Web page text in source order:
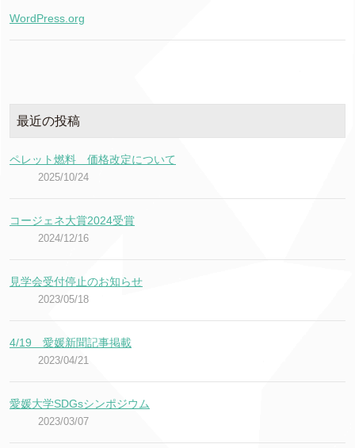
WordPress.org
最近の投稿
ペレット燃料 価格改定について
2025/10/24
コージェネ大賞2024受賞
2024/12/16
見学会受付停止のお知らせ
2023/05/18
4/19 愛媛新聞記事掲載
2023/04/21
愛媛大学SDGsシンポジウム
2023/03/07